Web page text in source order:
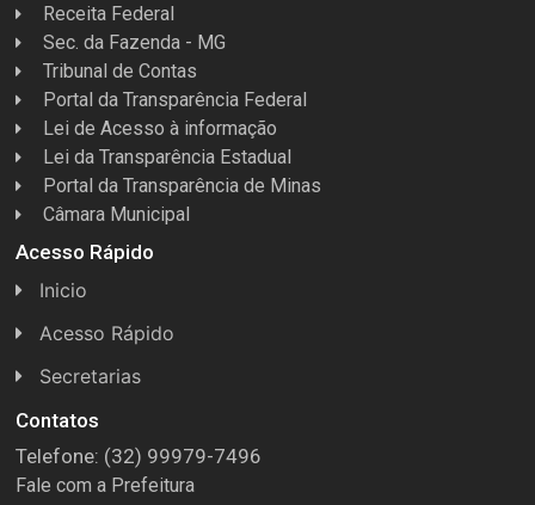
Receita Federal
Sec. da Fazenda - MG
Tribunal de Contas
Portal da Transparência Federal
Lei de Acesso à informação
Lei da Transparência Estadual
Portal da Transparência de Minas
Câmara Municipal
Acesso Rápido
Inicio
Acesso Rápido
Concursos
Conselhos
Espera Feliz Antigamente
Secretarias
Licitações
Secretaria de Esportes
Contatos
Telefone: (32) 99979-7496
Fale com a Prefeitura